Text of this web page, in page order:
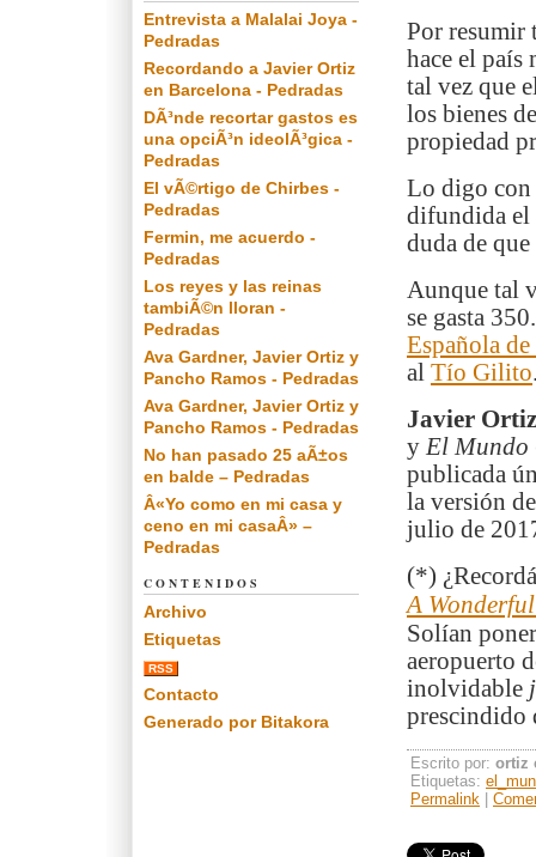
Por resumir
hace el país
tal vez que
los bienes
propiedad
Lo digo con
difundida el
duda de
Aunque tal
se gasta
Española
al Tío Gilito
Javier Ortiz
y El Mundo
publicada
la versión
julio de
(*)
A
Solían
aeropuerto
inolvidable
prescindido
Escrito por: ortiz
Etiquetas:
Permalink
Entrevista a Malalai Joya -
Pedradas
Recordando a Javier Ortiz
en Barcelona - Pedradas
DÃ³nde recortar gastos es
una opciÃ³n ideolÃ³gica -
Pedradas
El vÃ©rtigo de Chirbes -
Pedradas
Fermin, me acuerdo -
Pedradas
Los reyes y las reinas
tambiÃ©n lloran -
Pedradas
Ava Gardner, Javier Ortiz y
Pancho Ramos - Pedradas
Ava Gardner, Javier Ortiz y
Pancho Ramos - Pedradas
No han pasado 25 aÃ±os
en balde – Pedradas
Â«Yo como en mi casa y
ceno en mi casaÂ» –
Pedradas
CONTENIDOS
Archivo
Etiquetas
RSS
Contacto
Generado por Bitakora